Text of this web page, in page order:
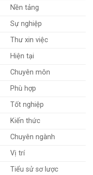
Nền tảng
Sự nghiệp
Thư xin việc
Hiện tại
Chuyên môn
Phù hợp
Tốt nghiệp
Kiến thức
Chuyên ngành
Vị trí
Tiểu sử sơ lược